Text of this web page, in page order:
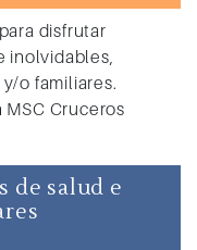
disfrutar
inolvidables,
o familiares.
MSC Cruceros
de salud e